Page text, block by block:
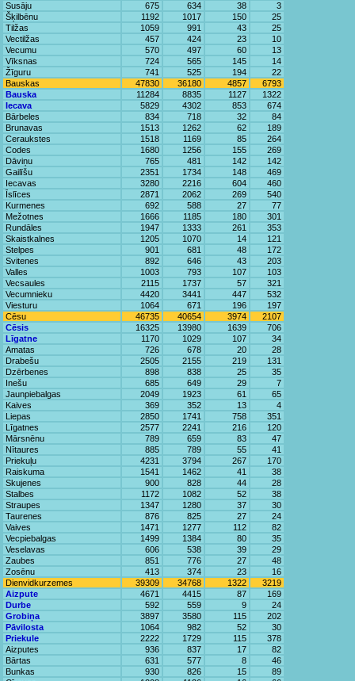
Susāju
675 634 38
3
Šķilbēnu
1192 1017 150
25
Tilžas
1059 991 43
25
Vectilžas
457 424 23
10
Vecumu
570 497 60
13
Vīksnas
724 565 145
14
Žīguru
741 525 194
22
Bauskas
47830 36180 4857
6793
Bauska
11284 8835 1127
1322
Iecava
5829 4302 853
674
Bārbeles
834 718 32
84
Brunavas
1513 1262 62
189
Ceraukstes
1518 1169 85
264
Codes
1680 1256 155
269
Dāviņu
765 481 142
142
Gailīšu
2351 1734 148
469
Iecavas
3280 2216 604
460
Īslīces
2871 2062 269
540
Kurmenes
692 588 27
77
Mežotnes
1666 1185 180
301
Rundāles
1947 1333 261
353
Skaistkalnes
1205 1070 14
121
Stelpes
901 681 48
172
Svitenes
892 646 43
203
Valles
1003 793 107
103
Vecsaules
2115 1737 57
321
Vecumnieku
4420 3441 447
532
Viesturu
1064 671 196
197
Cēsu
46735 40654 3974
2107
Cēsis
16325 13980 1639
706
Līgatne
1170 1029 107
34
Amatas
726 678 20
28
Drabešu
2505 2155 219
131
Dzērbenes
898 838 25
35
Inešu
685 649 29
7
Jaunpiebalgas
2049 1923 61
65
Kaives
369 352 13
4
Liepas
2850 1741 758
351
Līgatnes
2577 2241 216
120
Mārsnēnu
789 659 83
47
Nītaures
885 789 55
41
Priekuļu
4231 3794 267
170
Raiskuma
1541 1462 41
38
Skujenes
900 828 44
28
Stalbes
1172 1082 52
38
Straupes
1347 1280 37
30
Taurenes
876 825 27
24
Vaives
1471 1277 112
82
Vecpiebalgas
1499 1384 80
35
Veselavas
606 538 39
29
Zaubes
851 776 27
48
Zosēnu
413 374 23
16
Dienvidkurzemes
39309 34768 1322
3219
Aizpute
4671 4415 87
169
Durbe
592 559 9
24
Grobiņa
3897 3580 115
202
Pāvilosta
1064 982 52
30
Priekule
2222 1729 115
378
Aizputes
936 837 17
82
Bārtas
631 577 8
46
Bunkas
930 826 15
89